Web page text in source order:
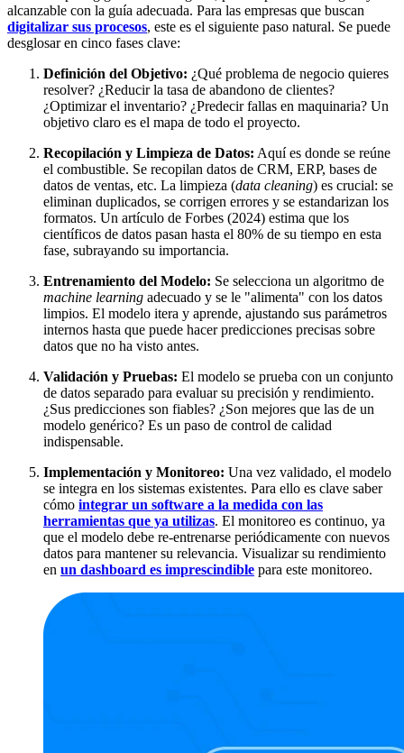
alcanzable con la guía adecuada. Para las empresas que buscan
digitalizar sus procesos, este es el siguiente paso natural. Se puede
desglosar en cinco fases clave:
Definición del Objetivo: ¿Qué problema de negocio quieres
resolver? ¿Reducir la tasa de abandono de clientes?
¿Optimizar el inventario? ¿Predecir fallas en maquinaria? Un
objetivo claro es el mapa de todo el proyecto.
Recopilación y Limpieza de Datos: Aquí es donde se reúne
el combustible. Se recopilan datos de CRM, ERP, bases de
datos de ventas, etc. La limpieza (data cleaning) es crucial: se
eliminan duplicados, se corrigen errores y se estandarizan los
formatos. Un artículo de Forbes (2024) estima que los
científicos de datos pasan hasta el 80% de su tiempo en esta
fase, subrayando su importancia.
Entrenamiento del Modelo: Se selecciona un algoritmo de
machine learning adecuado y se le "alimenta" con los datos
limpios. El modelo itera y aprende, ajustando sus parámetros
internos hasta que puede hacer predicciones precisas sobre
datos que no ha visto antes.
Validación y Pruebas: El modelo se prueba con un conjunto
de datos separado para evaluar su precisión y rendimiento.
¿Sus predicciones son fiables? ¿Son mejores que las de un
modelo genérico? Es un paso de control de calidad
indispensable.
Implementación y Monitoreo: Una vez validado, el modelo
se integra en los sistemas existentes. Para ello es clave saber
cómo integrar un software a la medida con las
herramientas que ya utilizas. El monitoreo es continuo, ya
que el modelo debe re-entrenarse periódicamente con nuevos
datos para mantener su relevancia. Visualizar su rendimiento
en un dashboard es imprescindible para este monitoreo.